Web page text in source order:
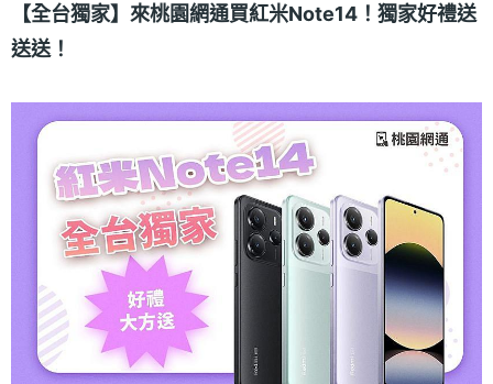
【全台獨家】來桃園網通買紅米Note14！獨家好禮送
送送！